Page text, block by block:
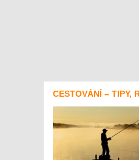
CESTOVÁNÍ – TIPY,